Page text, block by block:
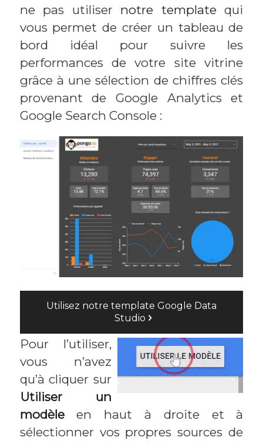
ne pas utiliser notre template qui
vous permet de créer un tableau de
bord idéal pour suivre les
performances de votre site vitrine
grâce à une sélection de chiffres clés
provenant de Google Analytics et
Google Search Console :
Utilisez notre template Google Data
Studio
Pour l’utiliser,
vous n’avez
qu’à cliquer sur
Utiliser un
modèleen haut à droite et à
sélectionner vos propres sources de